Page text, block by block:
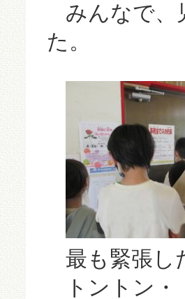
みんなで、
た。
最も緊張し
トントン